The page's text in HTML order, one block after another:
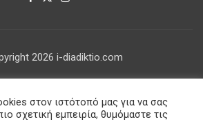
2026 i-diadiktio.com
ΑΠΟΡΡΉΤΟΥ
στον ιστότοπό μας για να σας
σχετική εμπειρία, θυμόμαστε τις